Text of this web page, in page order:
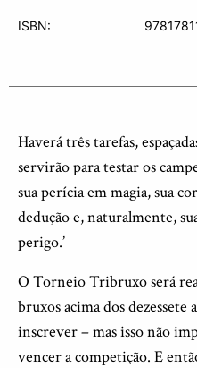
ISBN:
Haverá três tarefas,
servirão para testar os
sua perícia em magia, sua
dedução e, naturalmente,
perigo.’
O Torneio Tribruxo será
bruxos acima dos dezessete
inscrever – mas isso não
vencer a competição. E